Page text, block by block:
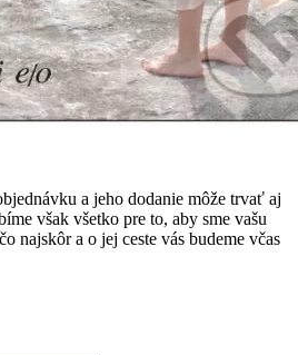
a jeho dodanie môže trvať aj
však všetko pre to, aby sme vašu
najskôr a o jej ceste vás budeme včas